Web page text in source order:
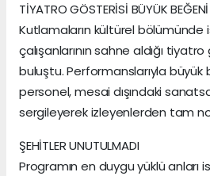
TİYATRO GÖSTERİSİ BÜYÜK
Kutlamaların kültürel bölümünde
çalışanlarının sahne aldığı
buluştu. Performanslarıyla
personel, mesai dışındaki
sergileyerek izleyenlerden tam
ŞEHİTLER UNUTULMADI
Programın en duygu yüklü anları